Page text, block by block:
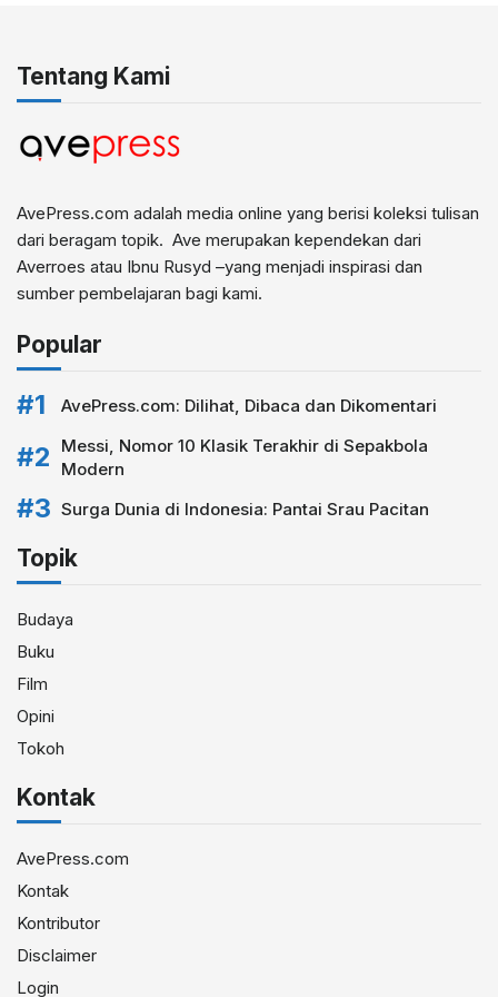
Tentang Kami
AvePress.com adalah media online yang berisi koleksi tulisan
dari beragam topik. Ave merupakan kependekan dari
Averroes atau Ibnu Rusyd –yang menjadi inspirasi dan
sumber pembelajaran bagi kami.
Popular
AvePress.com: Dilihat, Dibaca dan Dikomentari
Messi, Nomor 10 Klasik Terakhir di Sepakbola
Modern
Surga Dunia di Indonesia: Pantai Srau Pacitan
Topik
Budaya
Buku
Film
Opini
Tokoh
Kontak
AvePress.com
Kontak
Kontributor
Disclaimer
Login